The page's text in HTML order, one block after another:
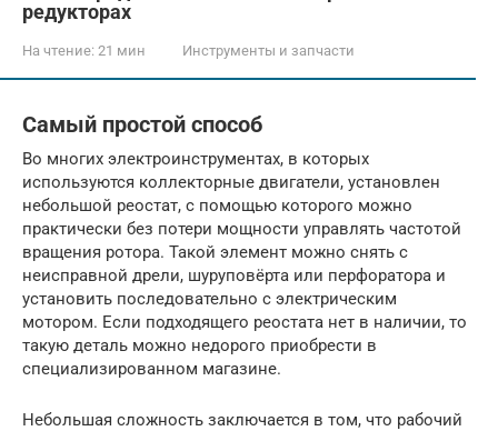
редукторах
На чтение: 21 мин Инструменты и запчасти
Самый простой способ
Во многих электроинструментах, в которых
используются коллекторные двигатели, установлен
небольшой реостат, с помощью которого можно
практически без потери мощности управлять частотой
вращения ротора. Такой элемент можно снять с
неисправной дрели, шуруповёрта или перфоратора и
установить последовательно с электрическим
мотором. Если подходящего реостата нет в наличии, то
такую деталь можно недорого приобрести в
специализированном магазине.
Небольшая сложность заключается в том, что рабочий